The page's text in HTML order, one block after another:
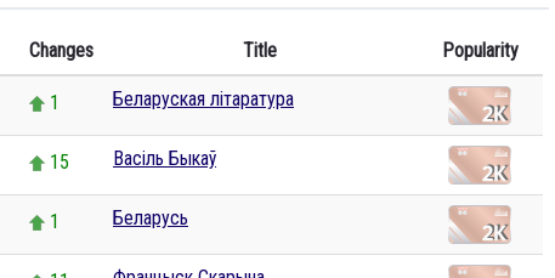
Changes Title Popularity
1 Беларуская літаратура
15 Васіль Быкаў
1 Беларусь